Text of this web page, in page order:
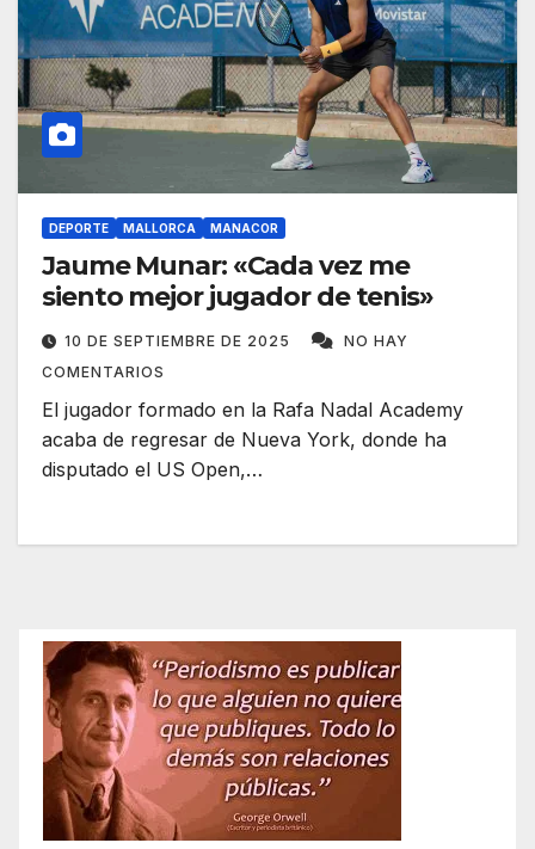
DEPORTE MALLORCA MANACOR
Jaume Munar: «Cada vez me
siento mejor jugador de tenis»
10 DE SEPTIEMBRE DE 2025
NO HAY
COMENTARIOS
El jugador formado en la Rafa Nadal Academy
acaba de regresar de Nueva York, donde ha
disputado el US Open,…